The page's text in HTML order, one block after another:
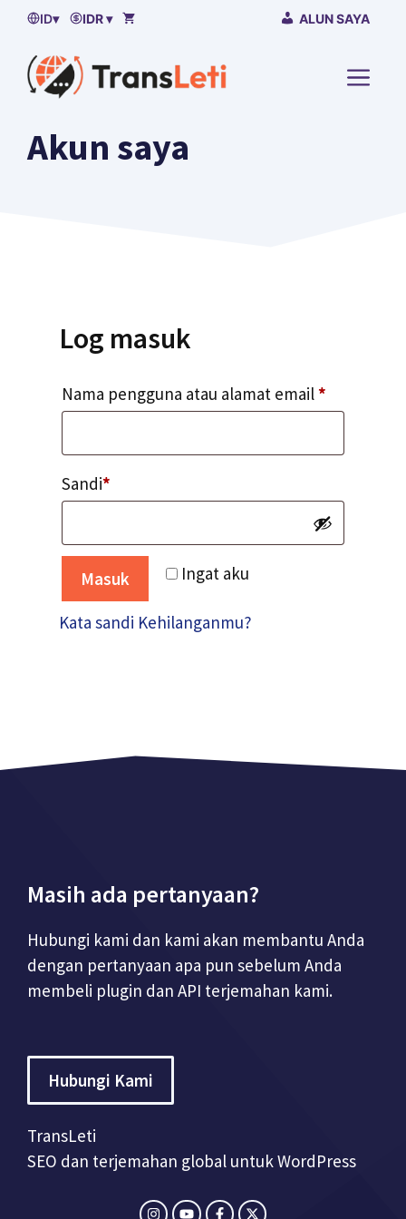
LewatiID▾ IDR ▾ ALUN SAYA
MENU
Akun saya
Log masuk
Nama pengguna atau alamat email *
Sandi*
Ingat aku
Masuk
Kata sandi Kehilanganmu?
Masih ada pertanyaan?
Hubungi kami dan kami akan membantu Anda
dengan pertanyaan apa pun sebelum Anda
membeli plugin dan API terjemahan kami.
Hubungi Kami
TransLeti
SEO dan terjemahan global untuk WordPress